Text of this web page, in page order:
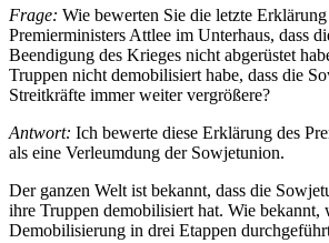
Frage: Wie bewerten Sie die letzte
Premierministers Attlee im Unterhaus, dass
Beendigung des Krieges nicht abgerüstet
Truppen nicht demobilisiert habe, dass die
Streitkräfte immer weiter vergrößere?
Antwort: Ich bewerte diese Erklärung des
als eine Verleumdung der Sowjetunion.
Der ganzen Welt ist bekannt, dass die
ihre Truppen demobilisiert hat. Wie bekannt,
Demobilisierung in drei Etappen